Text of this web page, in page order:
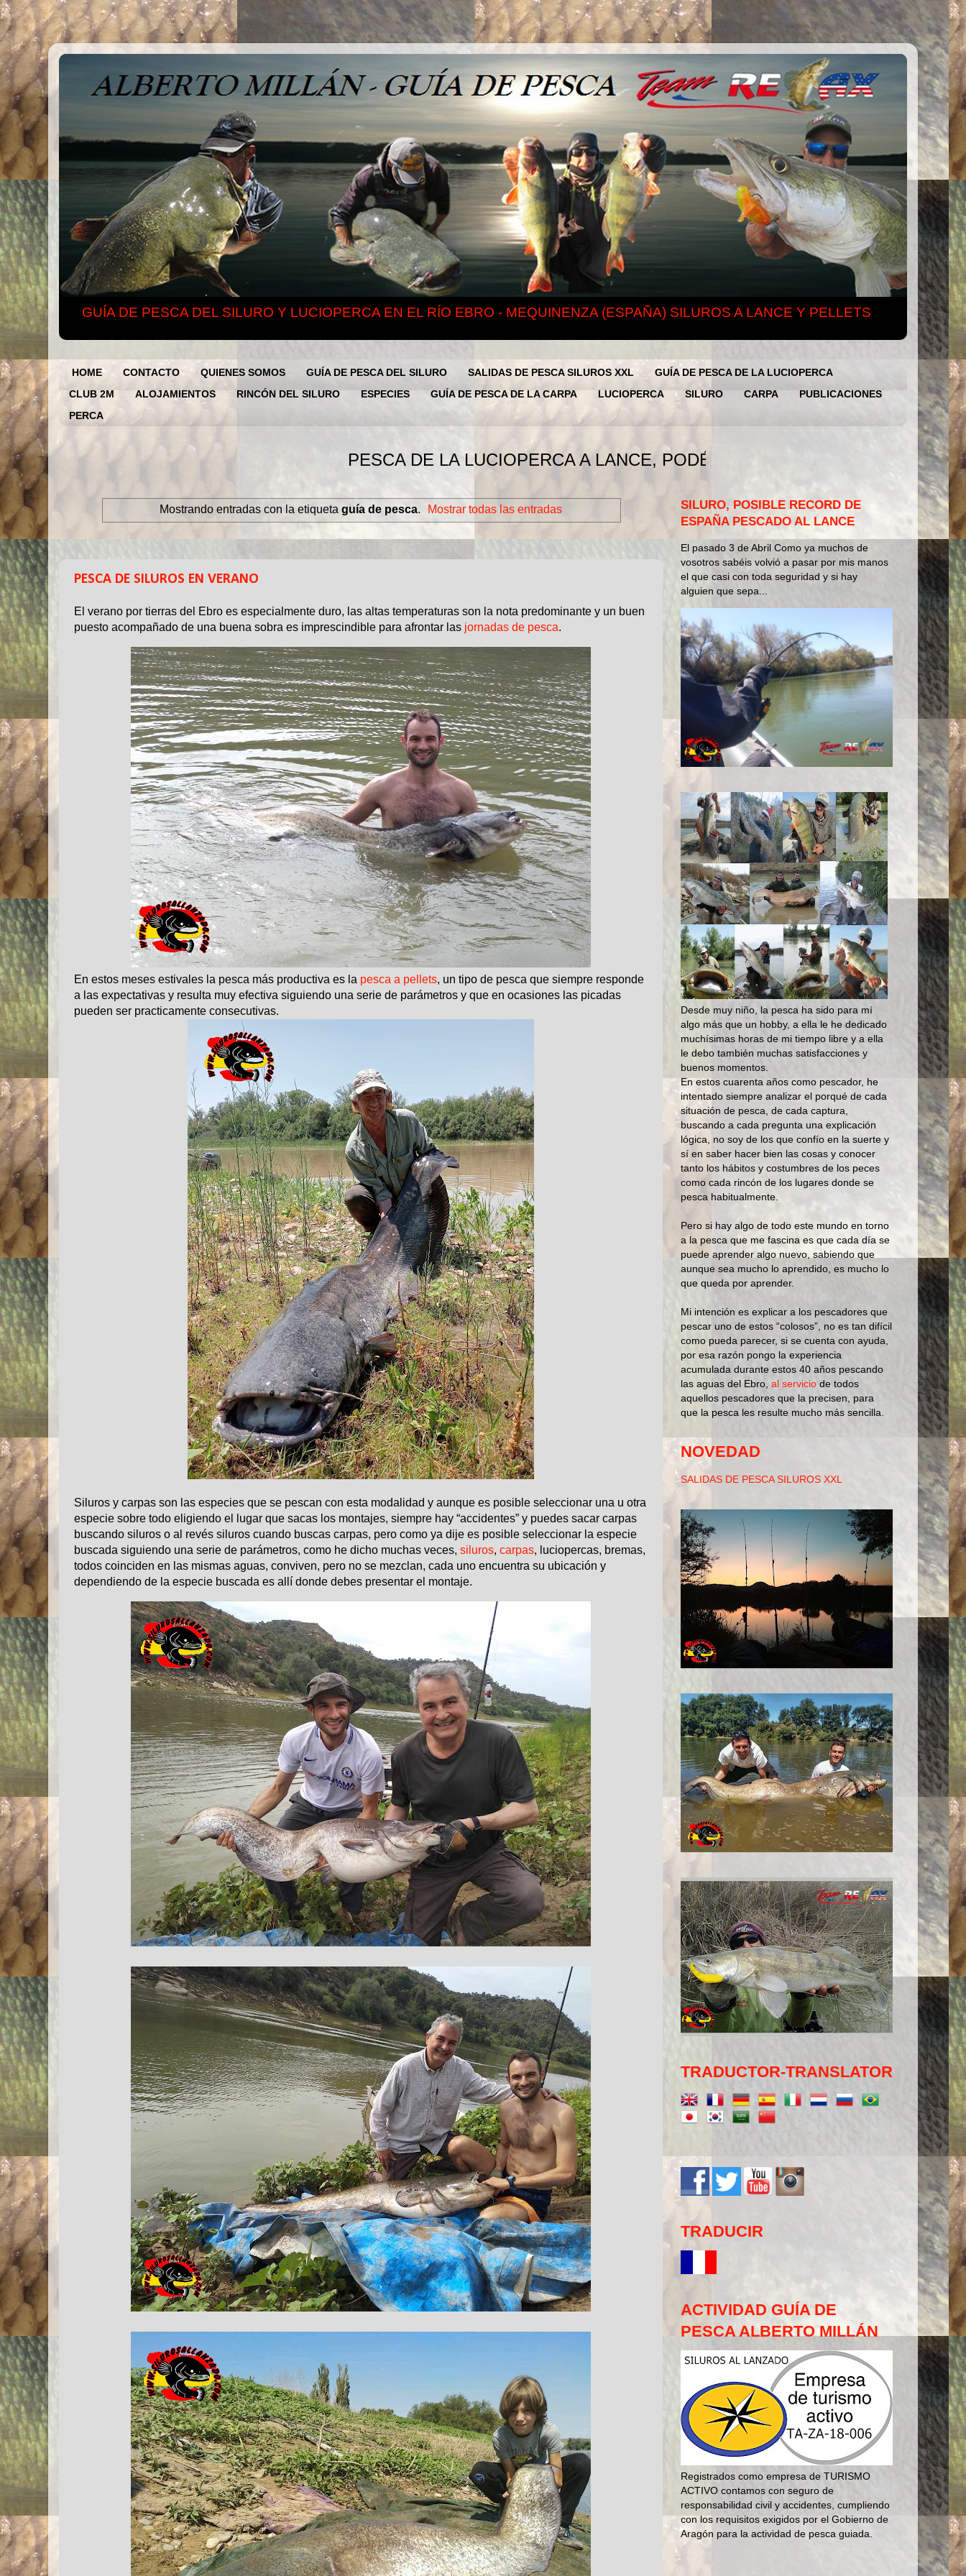
GUÍA DE PESCA DEL SILURO Y LUCIOPERCA EN EL RÍO EBRO - MEQUINENZA (ESPAÑA) SILUROS A LANCE Y PELLETS
HOME CONTACTO QUIENES SOMOS GUÍA DE PESCA DEL SILURO SALIDAS DE PESCA SILUROS XXL
GUÍA DE PESCA DE LA LUCIOPERCA
CLUB 2M
ALOJAMIENTOS RINCÓN DEL SILURO ESPECIES GUÍA DE PESCA DE LA CARPA LUCIOPERCA SILURO CARPA
PUBLICACIONES
PERCA
PESCA DE LA LUCIOPERCA A LANCE, PODÉIS RESERVAR VUESTRA JORNADA DE PESCA,
Mostrando entradas con la etiqueta guía de pesca. Mostrar todas las entradas
11 JUL 2023
PESCA DE SILUROS EN VERANO
El verano por tierras del Ebro es especialmente duro, las altas temperaturas son la nota predominante y un buen
puesto acompañado de una buena sobra es imprescindible para afrontar las jornadas de pesca.
En estos meses estivales la pesca más productiva es la pesca a pellets, un tipo de pesca que siempre responde
a las expectativas y resulta muy efectiva siguiendo una serie de parámetros y que en ocasiones las picadas
pueden ser practicamente consecutivas.
Siluros y carpas son las especies que se pescan con esta modalidad y aunque es posible seleccionar una u otra
especie sobre todo eligiendo el lugar que sacas los montajes, siempre hay “accidentes” y puedes sacar carpas
buscando siluros o al revés siluros cuando buscas carpas, pero como ya dije es posible seleccionar la especie
buscada siguiendo una serie de parámetros, como he dicho muchas veces, siluros, carpas, luciopercas, bremas,
todos coinciden en las mismas aguas, conviven, pero no se mezclan, cada uno encuentra su ubicación y
dependiendo de la especie buscada es allí donde debes presentar el montaje.
SILURO, POSIBLE RECORD DE
ESPAÑA PESCADO AL LANCE
El pasado 3 de Abril Como ya muchos de
vosotros sabéis volvió a pasar por mis manos
el que casi con toda seguridad y si hay
alguien que sepa...
Desde muy niño, la pesca ha sido para mí
algo más que un hobby, a ella le he dedicado
muchísimas horas de mi tiempo libre y a ella
le debo también muchas satisfacciones y
buenos momentos.
En estos cuarenta años como pescador, he
intentado siempre analizar el porqué de cada
situación de pesca, de cada captura,
buscando a cada pregunta una explicación
lógica, no soy de los que confío en la suerte y
sí en saber hacer bien las cosas y conocer
tanto los hábitos y costumbres de los peces
como cada rincón de los lugares donde se
pesca habitualmente.
Pero si hay algo de todo este mundo en torno
a la pesca que me fascina es que cada día se
puede aprender algo nuevo, sabiendo que
aunque sea mucho lo aprendido, es mucho lo
que queda por aprender.
Mi intención es explicar a los pescadores que
pescar uno de estos “colosos”, no es tan difícil
como pueda parecer, si se cuenta con ayuda,
por esa razón pongo la experiencia
acumulada durante estos 40 años pescando
las aguas del Ebro, al servicio de todos
aquellos pescadores que la precisen, para
que la pesca les resulte mucho más sencilla.
NOVEDAD
SALIDAS DE PESCA SILUROS XXL
TRADUCTOR-TRANSLATOR
TRADUCIR
ACTIVIDAD GUÍA DE
PESCA ALBERTO MILLÁN
Registrados como empresa de TURISMO
ACTIVO contamos con seguro de
responsabilidad civil y accidentes, cumpliendo
con los requisitos exigidos por el Gobierno de
Aragón para la actividad de pesca guiada.